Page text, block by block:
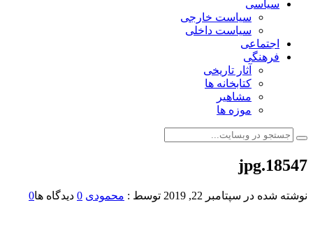
سیاسی
سیاست خارجی
سیاست داخلی
اجتماعی
فرهنگی
آثار تاریخی
کتابخانه ها
مشاهیر
موزه ها
18547.jpg
نوشته شده در سپتامبر 22, 2019 توسط : محمودی 0 دیدگاه ها0